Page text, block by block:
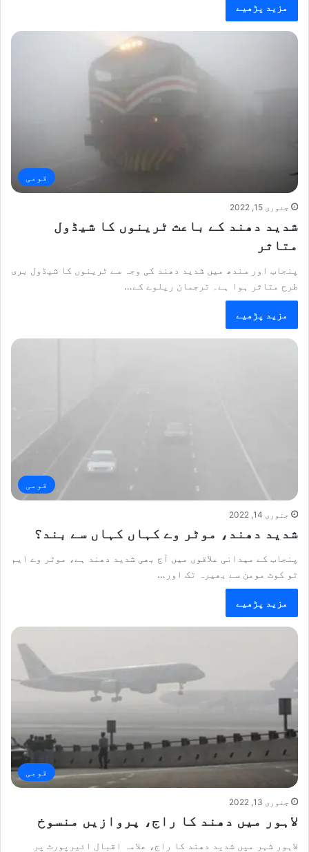
مزید پڑھیے
قومی
جنوری 15, 2022
شدید دھند کے باعث ٹرینوں کا شیڈول
متاثر
پنجاب اور سندھ میں شدید دھند کی وجہ سے ٹرینوں کا شیڈول بری
طرح متاثر ہوا ہے۔ ترجمان ریلوے کے…
مزید پڑھیے
قومی
جنوری 14, 2022
شدید دھند، موٹر وے کہاں کہاں سے بند؟
پنجاب کے میدانی علاقوں میں آج بھی شدید دھند ہے، موٹر وے ایم
ٹو کوٹ مومن سے بھیرہ تک اور…
مزید پڑھیے
قومی
جنوری 13, 2022
لاہور میں دھند کا راج، پروازیں منسوخ
لاہور شہر میں شدید دھند کا راج، علامہ اقبال ائیرپورٹ پر